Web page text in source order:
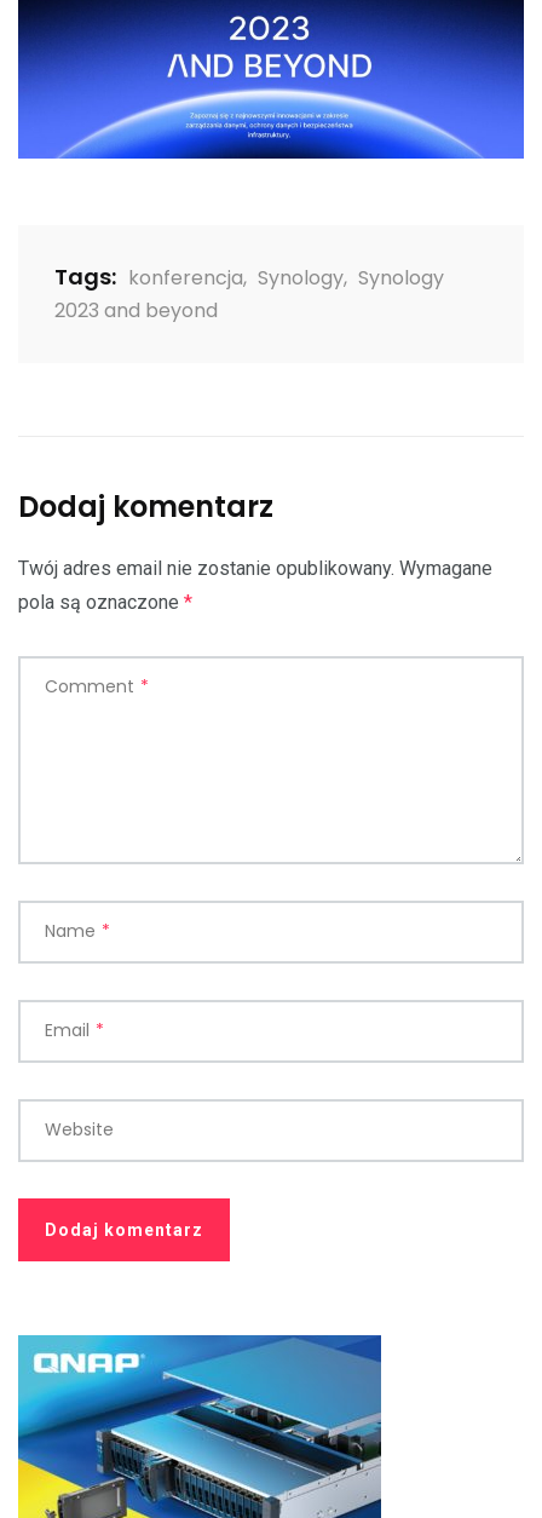
Tags: konferencja, Synology, Synology
2023 and beyond
Dodaj komentarz
Twój adres email nie zostanie opublikowany. Wymagane
pola są oznaczone *
Comment *
Name *
Email *
Website